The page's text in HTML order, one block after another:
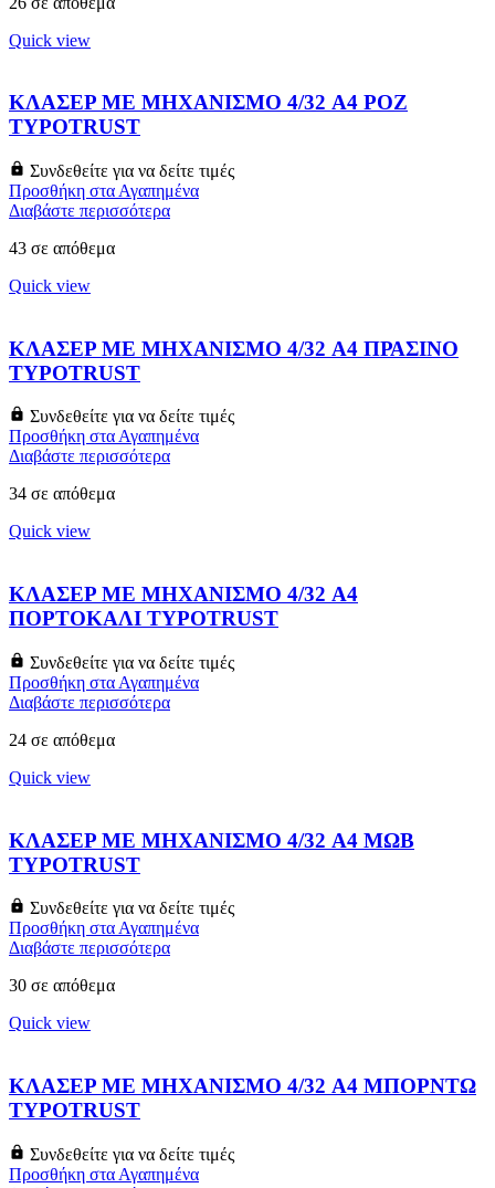
Quick view
ΚΛΑΣΕΡ ΜΕ ΜΗΧΑΝΙΣΜΟ 4/32 A4 ΡΟΖ
TYPOTRUST
Συνδεθείτε για να δείτε τιμές
Προσθήκη στα Αγαπημένα
Διαβάστε περισσότερα
43 σε απόθεμα
Quick view
ΚΛΑΣΕΡ ΜΕ ΜΗΧΑΝΙΣΜΟ 4/32 A4 ΠΡΑΣΙΝΟ
TYPOTRUST
Συνδεθείτε για να δείτε τιμές
Προσθήκη στα Αγαπημένα
Διαβάστε περισσότερα
34 σε απόθεμα
Quick view
ΚΛΑΣΕΡ ΜΕ ΜΗΧΑΝΙΣΜΟ 4/32 A4
ΠΟΡΤΟΚΑΛΙ TYPOTRUST
Συνδεθείτε για να δείτε τιμές
Προσθήκη στα Αγαπημένα
Διαβάστε περισσότερα
24 σε απόθεμα
Quick view
ΚΛΑΣΕΡ ΜΕ ΜΗΧΑΝΙΣΜΟ 4/32 A4 ΜΩΒ
TYPOTRUST
Συνδεθείτε για να δείτε τιμές
Προσθήκη στα Αγαπημένα
Διαβάστε περισσότερα
30 σε απόθεμα
Quick view
ΚΛΑΣΕΡ ΜΕ ΜΗΧΑΝΙΣΜΟ 4/32 A4 ΜΠΟΡΝΤΩ
TYPOTRUST
Συνδεθείτε για να δείτε τιμές
Προσθήκη στα Αγαπημένα